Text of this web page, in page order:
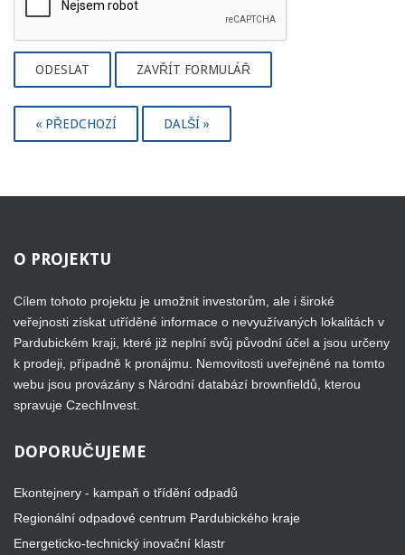
ODESLAT ZAVŘÍT FORMULÁŘ
« PŘEDCHOZÍ DALŠÍ »
O PROJEKTU
Cílem tohoto projektu je umožnit investorům, ale i široké
veřejnosti získat utříděné informace o nevyužívaných lokalitách v
Pardubickém kraji, které již neplní svůj původní účel a jsou určeny
k prodeji, případně k pronájmu. Nemovitosti uveřejněné na tomto
webu jsou provázány s Národní databází brownfieldů, kterou
spravuje CzechInvest.
DOPORUČUJEME
Ekontejnery - kampaň o třídění odpadů
Regionální odpadové centrum Pardubického kraje
Energeticko-technický inovační klastr